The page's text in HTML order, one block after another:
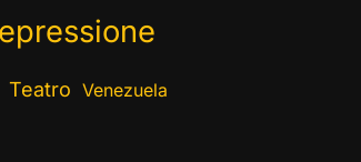
Teatro Venezuela